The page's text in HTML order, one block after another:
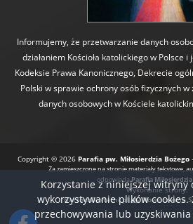
Informujemy, że przetwarzanie danych
działaniem Kościoła katolickiego w Polsce
Kodeksie Prawa Kanonicznego, Dekrecie
Polski w sprawie ochrony osób fizycznych
danych osobowych w Kościele
Copyright © 2026 Parafia pw. Miłosierdzia Bożego
Za zamieszczone na stronie materiały tekstowe,
odpowiadaParafia Miłosierdzia
Wykonanie strony:
BartoszDostatni.pl
Nowoczesne
Korzystanie z niniejszej witryny
wykorzystywanie plików
przechowywania lub